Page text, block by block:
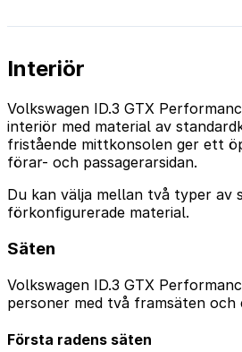
Interiör
Volkswagen ID.3 GTX
interiör med material av
fristående mittkonsolen ger ett
förar- och passagerarsidan.
Du kan välja mellan två typer av
förkonfigurerade material.
Säten
Volkswagen ID.3 GTX
personer med två framsäten
Första radens säten